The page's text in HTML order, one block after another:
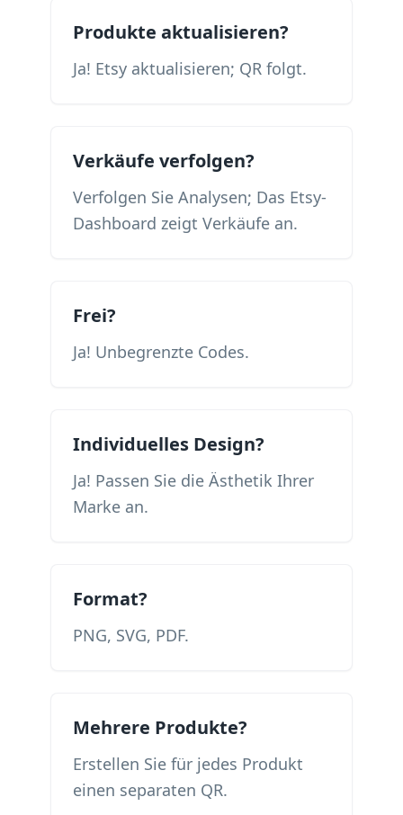
Produkte aktualisieren?
Ja! Etsy aktualisieren; QR folgt.
Verkäufe verfolgen?
Verfolgen Sie Analysen; Das Etsy-
Dashboard zeigt Verkäufe an.
Frei?
Ja! Unbegrenzte Codes.
Individuelles Design?
Ja! Passen Sie die Ästhetik Ihrer
Marke an.
Format?
PNG, SVG, PDF.
Mehrere Produkte?
Erstellen Sie für jedes Produkt
einen separaten QR.